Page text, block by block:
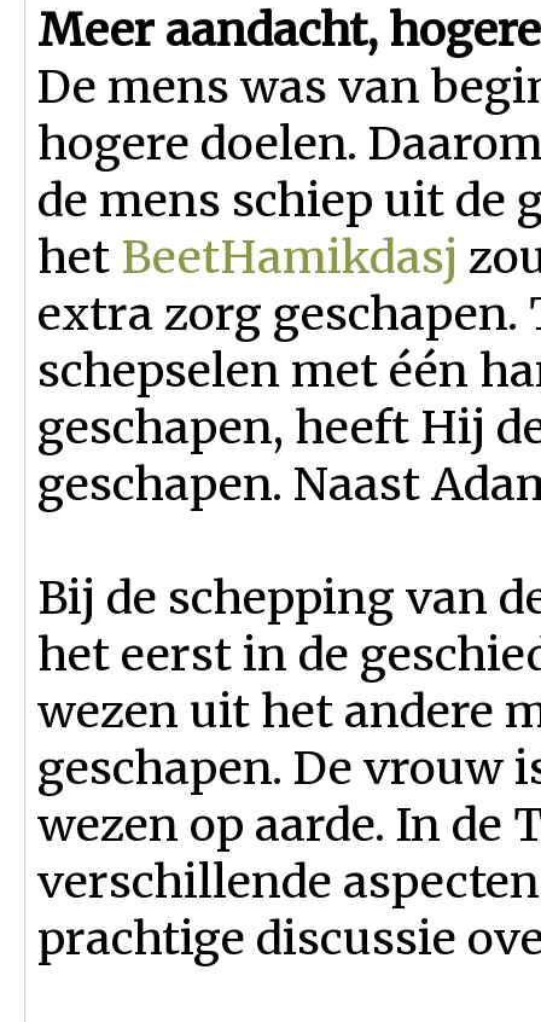
Meer aandacht,
De mens was van
hogere doelen.
de mens schiep uit de
het BeetHamikdasj
extra zorg
schepselen met één
geschapen, heeft Hij
geschapen. Naast
Bij de schepping van
het eerst in de
wezen uit het andere
geschapen. De vrouw
wezen op aarde. In de
verschillende
prachtige discussie